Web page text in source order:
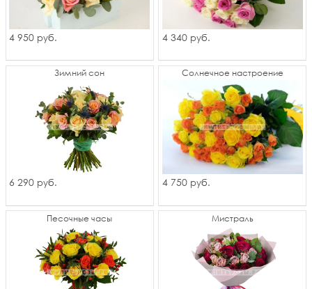
4 950 руб. 4 340 руб.
Зимний сон
6 290 руб.
Солнечное настроение
4 750 руб.
Песочные часы Мистраль